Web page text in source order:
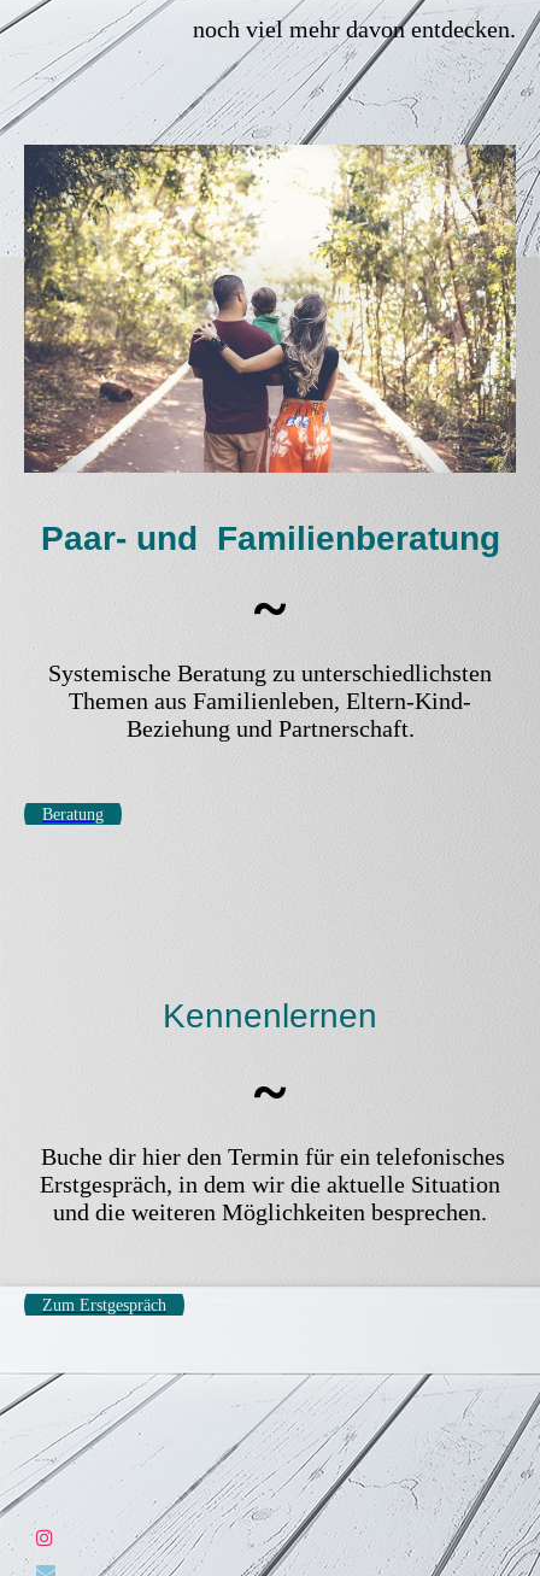
noch viel mehr davon entdecken.
Paar- und Familienberatung
~
Systemische Beratung zu unterschiedlichsten
Themen aus Familienleben, Eltern-Kind-
Beziehung und Partnerschaft.
Beratung
Kennenlernen
~
Buche dir hier den Termin für ein telefonisches
Erstgespräch, in dem wir die aktuelle Situation
und die weiteren Möglichkeiten besprechen.
Zum Erstgespräch